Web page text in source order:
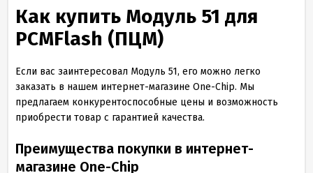
Как купить Модуль 51 для
PCMFlash (ПЦМ)
Если вас заинтересовал Модуль 51, его можно легко
заказать в нашем интернет-магазине One-Chip. Мы
предлагаем конкурентоспособные цены и возможность
приобрести товар с гарантией качества.
Преимущества покупки в интернет-
магазине One-Chip